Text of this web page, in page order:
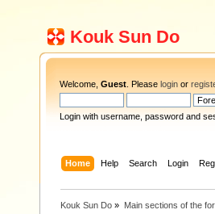
Kouk Sun Do
Welcome, Guest . Please login or
Login with username, password and
Home Help Search Login
Kouk Sun Do » Main sections of the